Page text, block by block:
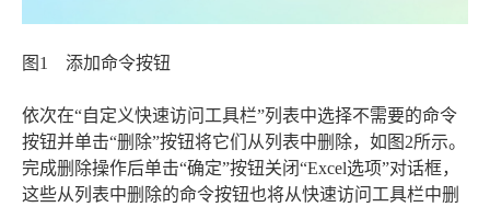
图1 添加命令按钮
依次在“自定义快速访问工具栏”列表中选择不需要的命令
按钮并单击“删除”按钮将它们从列表中删除，如图2所示。
完成删除操作后单击“确定”按钮关闭“Excel选项”对话框，
这些从列表中删除的命令按钮也将从快速访问工具栏中删